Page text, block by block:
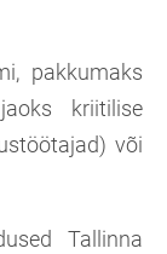
pakkumaks
kriitilise
või
Tallinna